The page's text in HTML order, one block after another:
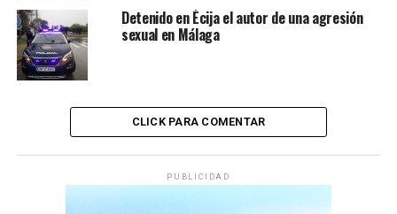
Detenido en Écija el autor de una agresión
sexual en Málaga
CLICK PARA COMENTAR
PUBLICIDAD